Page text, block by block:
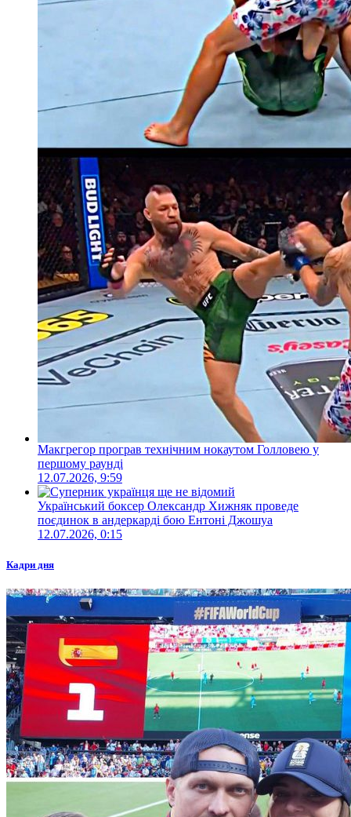
Макгрегор програв технічним нокаутом Голловею у
першому раунді
12.07.2026, 9:59
Український боксер Олександр Хижняк проведе
поєдинок в андеркарді бою Ентоні Джошуа
12.07.2026, 0:15
Кадри дня